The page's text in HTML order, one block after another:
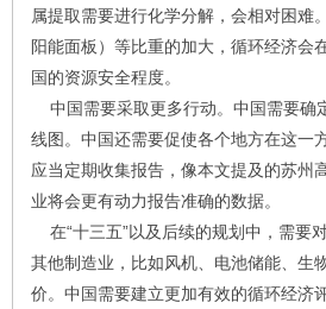
属提取需要进行化学分解，会相对困难
阳能面板）等比重的加大，循环经济会
国的资源安全程度。
中国需要采取更多行动。中国需要确
线图。中国还需要促使各个地方在这一
应当定期收集报告，像本文提及的苏州
业将会更有动力报告准确的数据。
在“十三五”以及后续的规划中，需要
其他制造业，比如风机、电池储能、生
价。中国需要建立更加有效的循环经济